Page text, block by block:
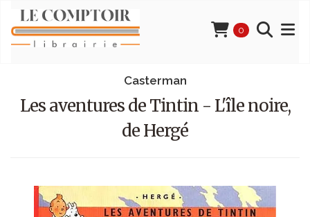
0
Casterman
Les aventures de Tintin - L'île noire,
de Hergé